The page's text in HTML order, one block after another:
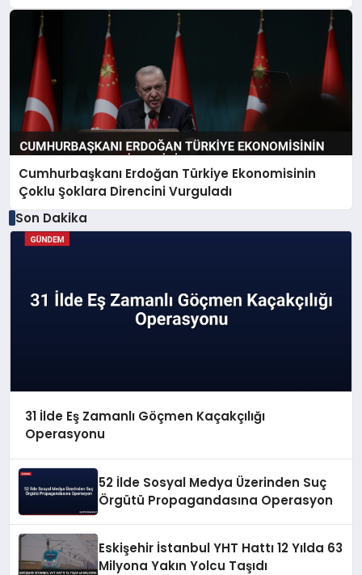
Cumhurbaşkanı Erdoğan Türkiye Ekonomisinin
Çoklu Şoklara Direncini Vurguladı
Son Dakika
31 İlde Eş Zamanlı Göçmen Kaçakçılığı
Operasyonu
52 İlde Sosyal Medya Üzerinden Suç
Örgütü Propagandasına Operasyon
Eskişehir İstanbul YHT Hattı 12 Yılda 63
Milyona Yakın Yolcu Taşıdı